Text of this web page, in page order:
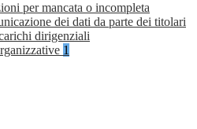
per mancata o incompleta
dei dati da parte dei titolari
dirigenziali
1